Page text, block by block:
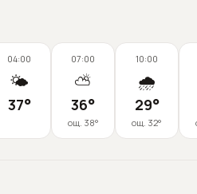
04:00
🌤️
37°
07:00
⛅
36°
ощ. 38°
10:00
🌧️
29°
ощ. 32°